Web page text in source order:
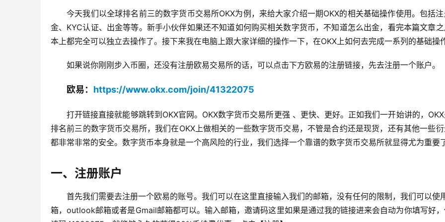
今天我们以全球排名前三的数字货币交易所OKX为例，来给大家介绍一期OKX的相关基础操作使用。包括
金、KYC认证、出金等等。新手小伙伴如果还不知道如何购买相关数字货币，不知道怎么出金，看完本篇文章
本上都完全可以独立去操作了。接下来我在电脑上跟大家详细的操作一下，在OKX上如何去完成一系列的基础操
如果说你刚刚步入币圈，还没有注册欧易交易所的话，可以点击下方欧易的注册链接，先去注册一个账户。
欧易： https://www.okx.com/join/41322075
打开链接直接就能够跳转到OKX官网。OKX数字货币交易所更强 、更快、更好。正如我们一开始讲的，
排名前三的数字货币交易所，我们在OKX上做相关的一些数字货币交易，不管是合约还是现货，还有其他一些
都非常非常的安全。数字货币本身就是一个高风险的行业，我们选择一个靠谱的数字货币交易所就显得尤为重要
一、注册账户
首先我们需要去注册一个欧易的账号。我们可以在这里直接输入我们的邮箱，没有任何的限制，我们可以使
箱，outlook邮箱或者是Gmail邮箱都可以。输入邮箱，邀请码这里如果是通过我的链接进来会自动为你填写好